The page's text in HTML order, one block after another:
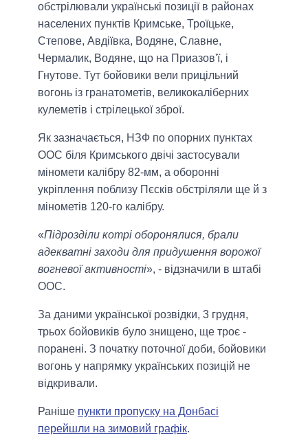
обстрілювали українські позиції в районах
населених пунктів Кримське, Троїцьке,
Степове, Авдіївка, Водяне, Славне,
Чермалик, Водяне, що на Приазов'ї, і
Гнутове. Тут бойовики вели прицільний
вогонь із гранатометів, великокаліберних
кулеметів і стрілецької зброї.
Як зазначається, НЗФ по опорних пунктах
ООС біля Кримського двічі застосували
міномети калібру 82-мм, а оборонні
укріплення поблизу Пєсків обстріляли ще й з
мінометів 120-го калібру.
«Підрозділи котрі оборонялися, брали
адекватні заходи для придушення ворожої
вогневої активності», - відзначили в штабі
ООС.
За даними української розвідки, 3 грудня,
трьох бойовиків було знищено, ще троє -
поранені. З початку поточної доби, бойовики
вогонь у напрямку українських позицій не
відкривали.
Раніше пункти пропуску на Донбасі
перейшли на зимовий графік.